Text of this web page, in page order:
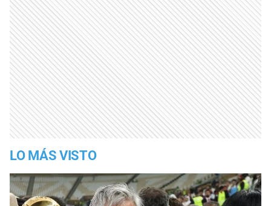
LO MÁS VISTO